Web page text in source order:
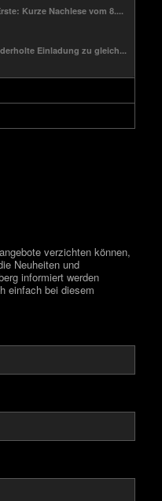
Kurze Nachlese vom 8....
Einladung zu gleich...
verzichten können,
Neuheiten und
informiert werden
einfach bei diesem